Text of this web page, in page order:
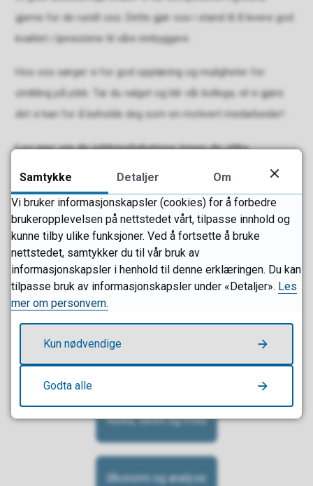
gjerne for de rundt oss. Dette gjør oss i stand til å levere god
kvalitet i tjenestene til våre innbyggere.
Hos oss sørger vi for god opplæring og muligheter for
utvikling på jobb. Tar du valget og blir vår kollega, vil vi gjøre
det vi kan for å beholde deg som en motivert medarbeider!
Les mer om de jobbmulighetene innen de ulike
Helse, sosial og omsorg
Kunnskap, barn og unge
Kultur, idrett og fritid
Økonomi og analyse
Samtykke Detaljer
Om
Vi bruker informasjonskapsler (cookies) for å forbedre
brukeropplevelsen på nettstedet vårt, tilpasse innhold og
kunne tilby ulike funksjoner. Ved å fortsette å bruke
nettstedet, samtykker du til vår bruk av
informasjonskapsler i henhold til denne erklæringen. Du kan
tilpasse bruk av informasjonskapsler under «Detaljer». Les
mer om personvern.
Kun nødvendige
Godta alle